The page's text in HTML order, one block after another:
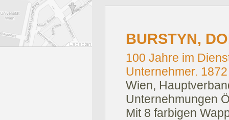
BURSTYN,
100 Jahre im
Unternehmer.
Wien,
Unternehmungen
Mit 8 farbigen